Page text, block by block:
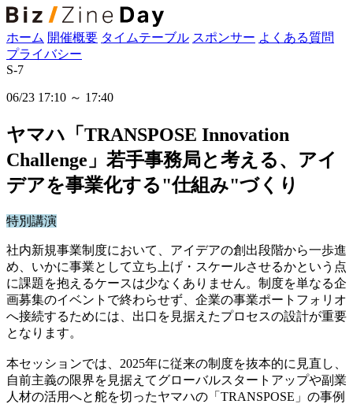
ホーム 開催概要 タイムテーブル スポンサー よくある質問
プライバシー
S-7
06/23 17:10 ～ 17:40
ヤマハ「TRANSPOSE Innovation
Challenge」若手事務局と考える、アイ
デアを事業化する"仕組み"づくり
特別講演
社内新規事業制度において、アイデアの創出段階から一歩進
め、いかに事業として立ち上げ・スケールさせるかという点
に課題を抱えるケースは少なくありません。制度を単なる企
画募集のイベントで終わらせず、企業の事業ポートフォリオ
へ接続するためには、出口を見据えたプロセスの設計が重要
となります。
本セッションでは、2025年に従来の制度を抜本的に見直し、
自前主義の限界を見据えてグローバルスタートアップや副業
人材の活用へと舵を切ったヤマハの「TRANSPOSE」の事例